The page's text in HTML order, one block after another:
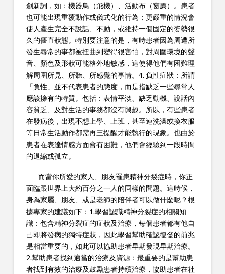
創新詞，如：機器鳥（飛機）、活動布（窗簾）。患者
也可能出現重覆動作或儀式化的行為；更嚴重的情況會
使人產生完全不說話、不動，或維持一個固定的姿勢很
久的僵直狀態。特別要注意的是，有時患者因為周遭所
發生尋常的事都被扭曲到變得很害怕，對周圍環境的聲
音、顏色及形狀可能格外地敏感，這使得他們有困難理
解周圍所見、所聽、所感覺的事情。4. 負性症狀：所謂
「負性」並不代表患者的態度，而是指缺乏一些尋常人
應該擁有的特質。包括：表情平淡、缺乏動機、說話內
容貧乏、及對生活的事務都沒有興趣。所以，有些患者
在發病後，出現不想上學、上班，甚至連洗澡或換衣服
等日常生活動作都需再三提醒才能執行的現象。也由於
患者在表達情感方面會有困難，他們會經驗到一段時間
的退縮或孤立。
而當你所愛的家人、朋友罹患精神分裂症時，你正
面臨跟世界上大約百分之一人的同樣的問題。這時候，
身為家屬、朋友、或是老師的陪伴者可以做什麼呢？根
據專家的建議如下：1.學習認識精神分裂症的相關知
識：包含精神分裂症的症狀及治療，每個患者都有他自
己即將發病的獨特症狀，因此學習幫助確認復發的前兆
是相當重要的，如此可以協助患者早期發現早期治療。
2.幫助患者找到適當的治療及資源：最重要的是幫助患
者找到有效的治療及鼓勵患者持續治療，協助患者在社